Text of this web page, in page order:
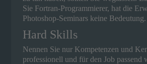
Sie Fortran-Programmierer, hat die
Photoshop-Seminars keine Bedeutung.
Hard Skills
Nennen Sie nur Kompetenzen und
professionell und für den Job